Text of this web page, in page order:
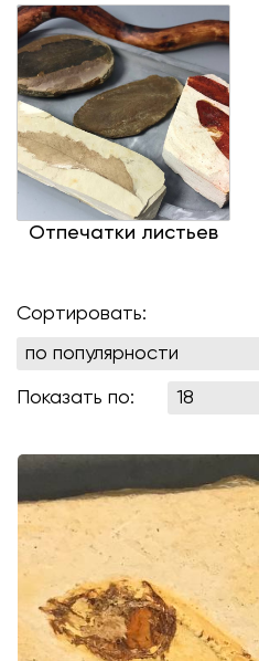
Отпечатки листьев
Сортировать:
Показать по: